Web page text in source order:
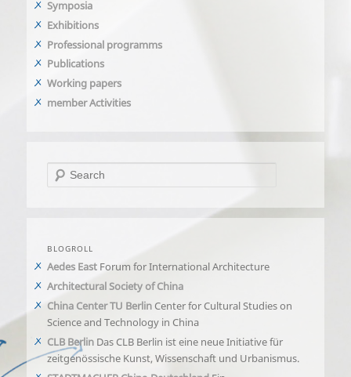
Symposia
Exhibitions
Professional programms
Publications
Working papers
member Activities
Search
BLOGROLL
Aedes East Forum for International Architecture
Architectural Society of China
China Center TU Berlin Center for Cultural Studies on
Science and Technology in China
CLB Berlin Das CLB Berlin ist eine neue Initiative für
zeitgenössische Kunst, Wissenschaft und Urbanismus.